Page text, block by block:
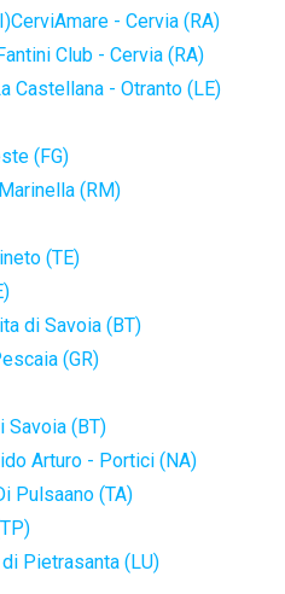
CerviAmare - Cervia (RA)
Club - Cervia (RA)
Castellana - Otranto (LE)
(FG)
(RM)
(TE)
di Savoia (BT)
(GR)
Savoia (BT)
Arturo - Portici (NA)
Pulsaano (TA)
Pietrasanta (LU)